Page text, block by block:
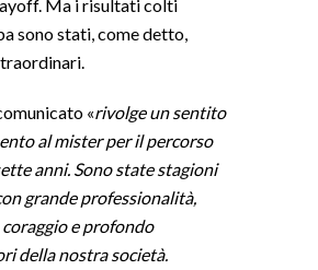
Ma i risultati colti
sono stati, come detto,
«rivolge un sentito
al mister per il percorso
anni. Sono state stagioni
grande professionalità,
e profondo
della nostra società.